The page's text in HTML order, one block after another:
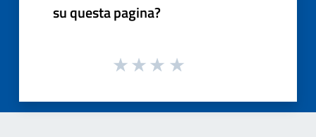
su questa pagina?